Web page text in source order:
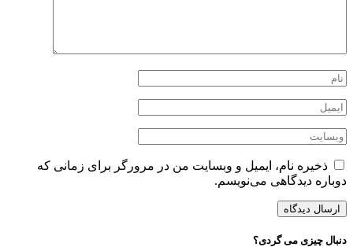
ذخیره نام، ایمیل و وبسایت من در مرورگر برای زمانی که
دوباره دیدگاهی می‌نویسم.
دنبال چیزی می گردی؟